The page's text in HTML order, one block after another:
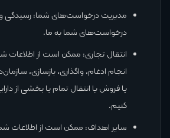
مدیریت درخواست‌های شما: رسیدگی
درخواست‌های شما به ما.
انتقال تجاری: ممکن است از اطلاعات شما
انجام ادغام، واگذاری، بازسازی،
یا فروش یا انتقال تمام یا بخشی از
کنیم.
سایر اهداف: ممکن است از اطلاعات